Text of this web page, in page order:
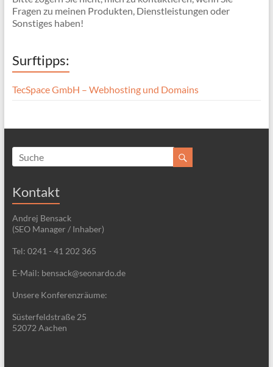
Fragen zu meinen Produkten, Dienstleistungen oder
Sonstiges haben!
Surftipps:
TecSpace GmbH – Webhosting und Domains
Kontakt
Andrej Bensack
(SEO Manager / Inhaber)
Tel: 0241 - 41 202 365
E-Mail: bensack@seonardo.de
Unsere Konferenzräume:
Süsterfeldstraße 25
52072 Aachen